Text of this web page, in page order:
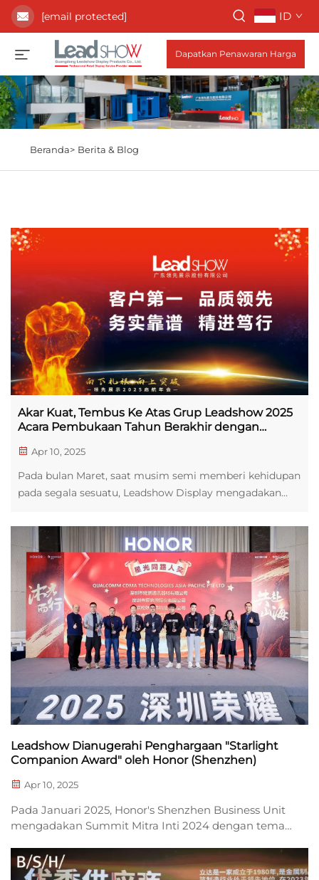
[email protected] ID
Dapatkan Penawaran Harga
Beranda> Berita & Blog
Akar Kuat, Tembus Ke Atas Grup Leadshow 2025
Acara Pembukaan Tahun Berakhir dengan
Apr 10, 2025
Pada bulan Maret, saat musim semi memberi kehidupan
pada segala sesuatu, Leadshow Display mengadakan
Kuat, Tembus Ke Atas." Seluruh tim Leadshow
berkumpul untuk mengumpulkan kekuatan menuju
tahun yang akan datang. Sementara prestasi kami di
tahun 2024 ...
Leadshow Dianugerahi Penghargaan "Starlight
Companion Award" oleh Honor (Shenzhen)
Apr 10, 2025
Pada Januari 2025, Honor's Shenzhen Business Unit
mengadakan Summit Mitra Inti 2024 dengan tema
Baru." Dalam acara tersebut, Leadshow Display
memperoleh penghargaan "Penghargaan Teman